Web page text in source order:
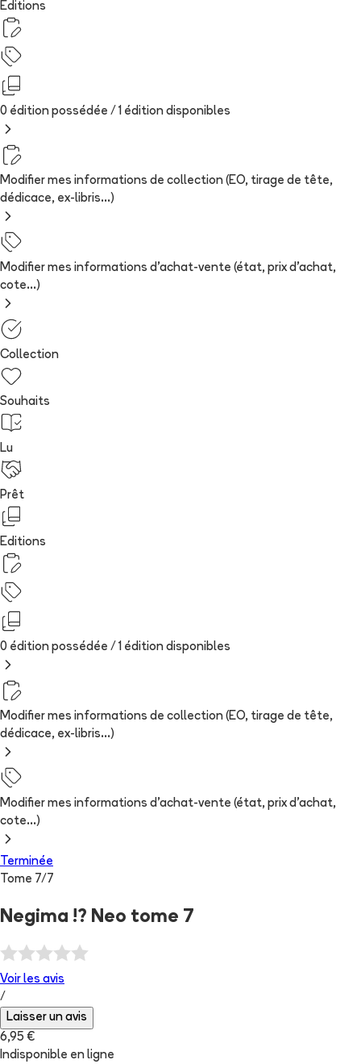
Editions
0 édition possédée / 1 édition disponibles
Modifier mes informations de collection (EO, tirage de tête,
dédicace, ex-libris...)
Modifier mes informations d'achat-vente (état, prix d'achat,
cote...)
Collection
Souhaits
Lu
Prêt
Editions
0 édition possédée / 1 édition disponibles
Modifier mes informations de collection (EO, tirage de tête,
dédicace, ex-libris...)
Modifier mes informations d'achat-vente (état, prix d'achat,
cote...)
Terminée
Tome 7/ 7
Negima !? Neo tome 7
Voir les avis
/
Laisser un avis
6,95 €
Indisponible en ligne